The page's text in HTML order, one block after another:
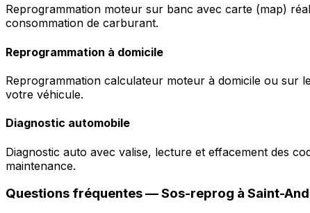
Reprogrammation moteur sur banc avec carte (map)
consommation de carburant.
Reprogrammation à domicile
Reprogrammation calculateur moteur à domicile ou sur
votre véhicule.
Diagnostic automobile
Diagnostic auto avec valise, lecture et effacement des
maintenance.
Questions fréquentes —Sos-reprog à Saint-